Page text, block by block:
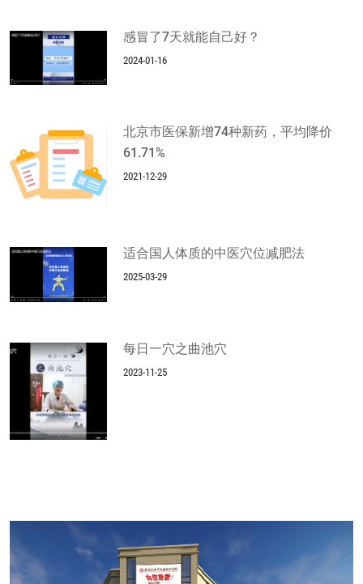
感冒了7天就能自己好？
2024-01-16
北京市医保新增74种新药，平均降价
61.71%
2021-12-29
适合国人体质的中医穴位减肥法
2025-03-29
每日一穴之曲池穴
2023-11-25